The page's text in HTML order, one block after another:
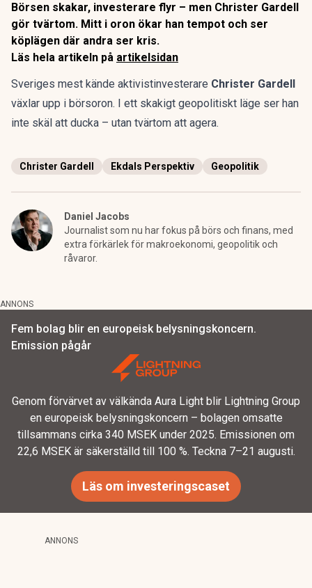
Börsen skakar, investerare flyr – men Christer Gardell
gör tvärtom. Mitt i oron ökar han tempot och ser
köplägen där andra ser kris.
Läs hela artikeln på artikelsidan
Sveriges mest kände aktivistinvesterare Christer Gardell
växlar upp i börsoron. I ett skakigt geopolitiskt läge ser han
inte skäl att ducka – utan tvärtom att agera.
Christer Gardell Ekdals Perspektiv Geopolitik
Daniel Jacobs
Journalist som nu har fokus på börs och finans, med
extra förkärlek för makroekonomi, geopolitik och
råvaror.
ANNONS
Fem bolag blir en europeisk belysningskoncern.
Emission pågår
Genom förvärvet av välkända Aura Light blir Lightning Group
en europeisk belysningskoncern – bolagen omsatte
tillsammans cirka 340 MSEK under 2025. Emissionen om
22,6 MSEK är säkerställd till 100 %. Teckna 7–21 augusti.
Läs om investeringscaset
ANNONS